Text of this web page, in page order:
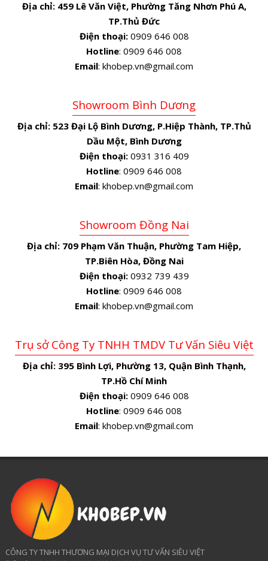
Địa chỉ: 459 Lê Văn Việt, Phường Tăng Nhơn Phú A,
TP.Thủ Đức
Điện thoại:0909 646 008
Hotline: 0909 646 008
Email: khobep.vn@gmail.com
Showroom Bình Dương
Địa chỉ: 523 Đại Lộ Bình Dương, P.Hiệp Thành, TP.Thủ
Dầu Một, Bình Dương
Điện thoại:0931 316 409
Hotline: 0909 646 008
Email: khobep.vn@gmail.com
Showroom Đồng Nai
Địa chỉ: 709 Phạm Văn Thuận, Phường Tam Hiệp,
TP.Biên Hòa, Đồng Nai
Điện thoại:0932 739 439
Hotline: 0909 646 008
Email: khobep.vn@gmail.com
Trụ sở Công Ty TNHH TMDV Tư Vấn Siêu Việt
Địa chỉ: 395 Bình Lợi, Phường 13, Quận Bình Thạnh,
TP.Hồ Chí Minh
Điện thoại:0909 646 008
Hotline: 0909 646 008
Email: khobep.vn@gmail.com
CÔNG TY TNHH THƯƠNG MẠI DỊCH VỤ TƯ VẤN SIÊU VIỆT